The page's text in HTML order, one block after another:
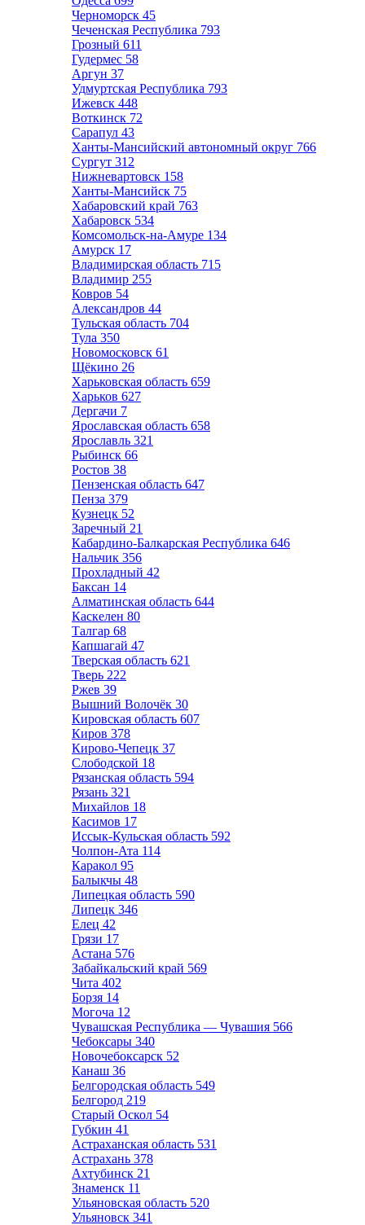
Черноморск 45
Чеченская Республика 793
Грозный 611
Гудермес 58
Аргун 37
Удмуртская Республика 793
Ижевск 448
Воткинск 72
Сарапул 43
Ханты-Мансийский автономный округ 766
Сургут 312
Нижневартовск 158
Ханты-Мансийск 75
Хабаровский край 763
Хабаровск 534
Комсомольск-на-Амуре 134
Амурск 17
Владимирская область 715
Владимир 255
Ковров 54
Александров 44
Тульская область 704
Тула 350
Новомосковск 61
Щёкино 26
Харьковская область 659
Харьков 627
Дергачи 7
Ярославская область 658
Ярославль 321
Рыбинск 66
Ростов 38
Пензенская область 647
Пенза 379
Кузнецк 52
Заречный 21
Кабардино-Балкарская Республика 646
Нальчик 356
Прохладный 42
Баксан 14
Алматинская область 644
Каскелен 80
Талгар 68
Капшагай 47
Тверская область 621
Тверь 222
Ржев 39
Вышний Волочёк 30
Кировская область 607
Киров 378
Кирово-Чепецк 37
Слободской 18
Рязанская область 594
Рязань 321
Михайлов 18
Касимов 17
Иссык-Кульская область 592
Чолпон-Ата 114
Каракол 95
Балыкчы 48
Липецкая область 590
Липецк 346
Елец 42
Грязи 17
Астана 576
Забайкальский край 569
Чита 402
Борзя 14
Могоча 12
Чувашская Республика — Чувашия 566
Чебоксары 340
Новочебоксарск 52
Канаш 36
Белгородская область 549
Белгород 219
Старый Оскол 54
Губкин 41
Астраханская область 531
Астрахань 378
Ахтубинск 21
Знаменск 11
Ульяновская область 520
Ульяновск 341